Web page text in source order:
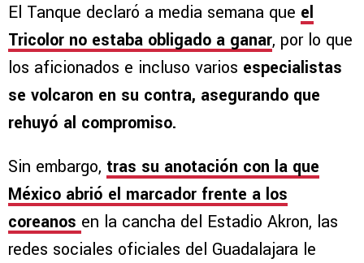
El Tanque declaró a media semana que el
Tricolor no estaba obligado a ganar, por lo que
los aficionados e incluso varios especialistas
se volcaron en su contra, asegurando que
rehuyó al compromiso.
Sin embargo, tras su anotación con la que
México abrió el marcador frente a los
coreanos en la cancha del Estadio Akron, las
redes sociales oficiales del Guadalajara le